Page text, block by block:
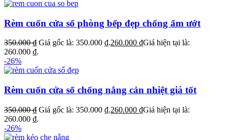
Rèm cuốn cửa sổ phòng bếp đẹp chống ẩm ướt
350.000₫ Giá gốc là: 350.000 ₫.260.000 ₫Giá hiện tại là:
260.000 ₫.
-26%
Rèm cuốn cửa sổ chống nắng cản nhiệt giá tốt
350.000₫ Giá gốc là: 350.000 ₫.260.000 ₫Giá hiện tại là:
260.000 ₫.
-26%